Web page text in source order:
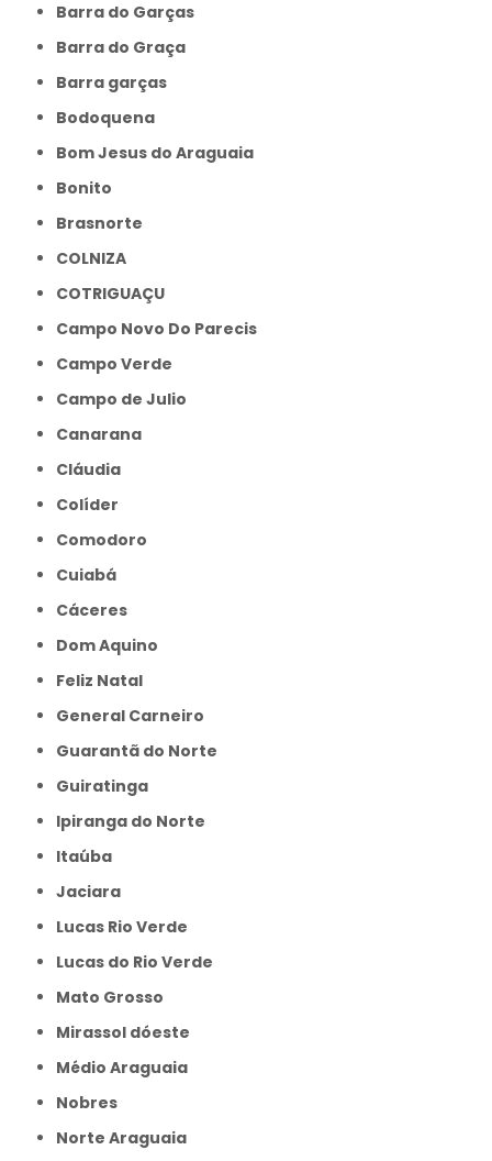
Barra do Garças
Barra do Graça
Barra garças
Bodoquena
Bom Jesus do Araguaia
Bonito
Brasnorte
COLNIZA
COTRIGUAÇU
Campo Novo Do Parecis
Campo Verde
Campo de Julio
Canarana
Cláudia
Colíder
Comodoro
Cuiabá
Cáceres
Dom Aquino
Feliz Natal
General Carneiro
Guarantã do Norte
Guiratinga
Ipiranga do Norte
Itaúba
Jaciara
Lucas Rio Verde
Lucas do Rio Verde
Mato Grosso
Mirassol dóeste
Médio Araguaia
Nobres
Norte Araguaia